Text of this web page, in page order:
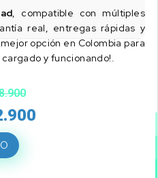
, compatible con múltiples
real, entregas rápidas y
opción en Colombia para
y funcionando!.